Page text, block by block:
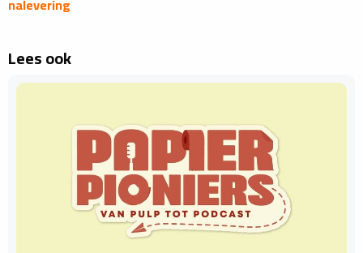
nalevering
Lees ook